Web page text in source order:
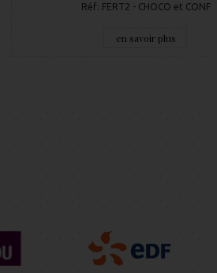
Réf: FERT2 - CHOCO et CONF
en savoir plus